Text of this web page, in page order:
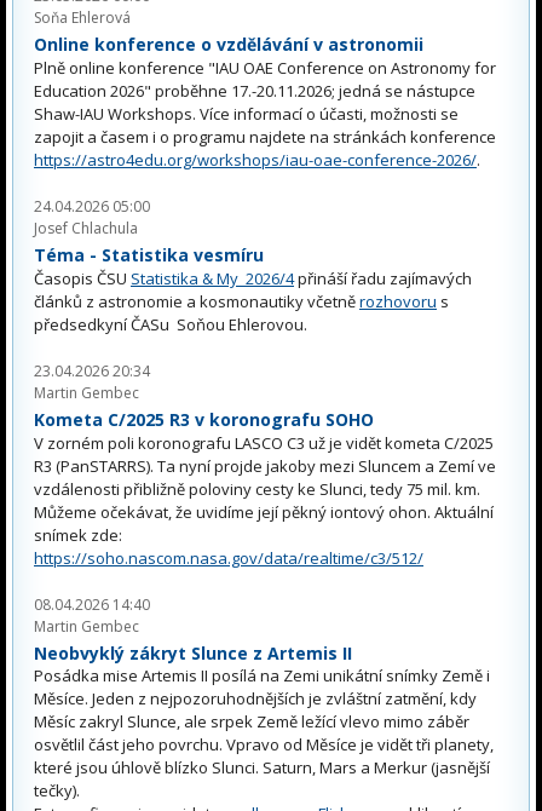
Soňa Ehlerová
Online konference o vzdělávání v astronomii
Plně online konference "IAU OAE Conference on Astronomy for
Education 2026" proběhne 17.-20.11.2026; jedná se nástupce
Shaw-IAU Workshops. Více informací o účasti, možnosti se
zapojit a časem i o programu najdete na stránkách konference
https://astro4edu.org/workshops/iau-oae-conference-2026/.
24.04.2026 05:00
Josef Chlachula
Téma - Statistika vesmíru
Časopis ČSU Statistika & My 2026/4přináší řadu zajímavých
článků z astronomie a kosmonautiky včetněrozhovoru s
předsedkyní ČASu Soňou Ehlerovou.
23.04.2026 20:34
Martin Gembec
Kometa C/2025 R3 v koronografu SOHO
V zorném poli koronografu LASCO C3 už je vidět kometa C/2025
R3 (PanSTARRS). Ta nyní projde jakoby mezi Sluncem a Zemí ve
vzdálenosti přibližně poloviny cesty ke Slunci, tedy 75 mil. km.
Můžeme očekávat, že uvidíme její pěkný iontový ohon. Aktuální
snímek zde:
https://soho.nascom.nasa.gov/data/realtime/c3/512/
08.04.2026 14:40
Martin Gembec
Neobvyklý zákryt Slunce z Artemis II
Posádka mise Artemis II posílá na Zemi unikátní snímky Země i
Měsíce. Jeden z nejpozoruhodnějších je zvláštní zatmění, kdy
Měsíc zakryl Slunce, ale srpek Země ležící vlevo mimo záběr
osvětlil část jeho povrchu. Vpravo od Měsíce je vidět tři planety,
které jsou úhlově blízko Slunci. Saturn, Mars a Merkur (jasnější
tečky).